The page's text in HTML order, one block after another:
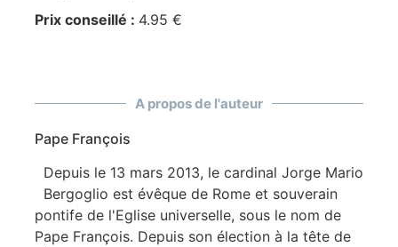
Prix conseillé : 4.95 €
A propos de l'auteur
Pape François
Depuis le 13 mars 2013, le cardinal Jorge Mario
Bergoglio est évêque de Rome et souverain
pontife de l'Eglise universelle, sous le nom de
Pape François. Depuis son élection à la tête de